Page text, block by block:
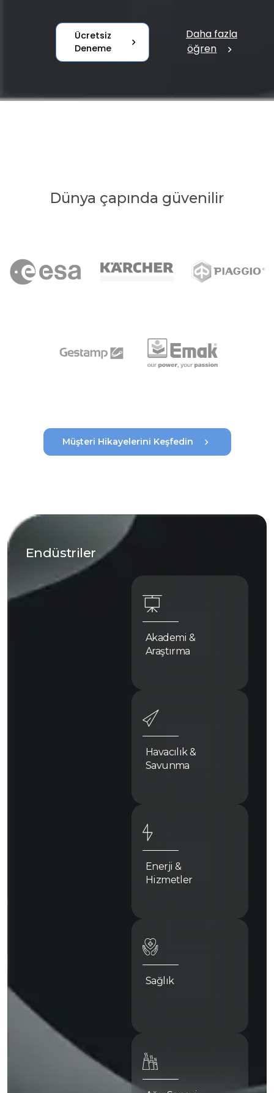
Ücretsiz
Deneme
chevron_right
Daha fazla
öğren
chevron_right
Dünya çapında güvenilir
Müşteri Hikayelerini Keşfedin chevron_right
Endüstriler
Akademi &
Araştırma
Havacılık &
Savunma
Enerji &
Hizmetler
Sağlık